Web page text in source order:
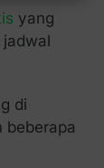
yang
di
beberapa